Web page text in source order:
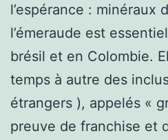
l’espérance : minéraux
l’émeraude est
brésil et en Colombie.
temps à autre des
étrangers ), appelés «
preuve de franchise et